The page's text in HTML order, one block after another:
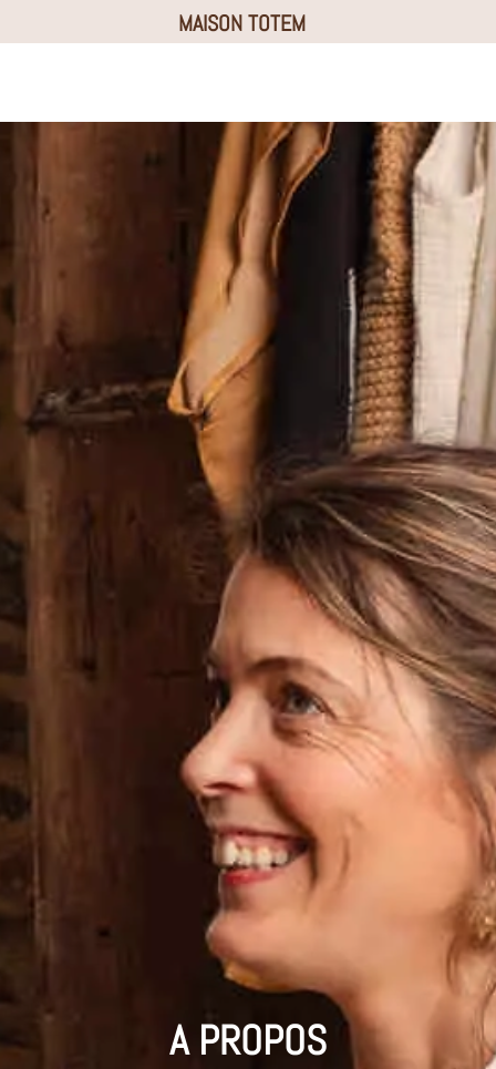
MAISON TOTEM
A PROPOS